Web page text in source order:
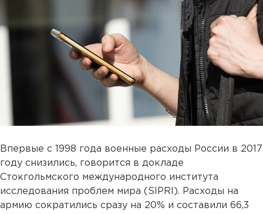
Впервые с 1998 года военные расходы России в 2017
году снизились, говорится в докладе
Стокгольмского международного института
исследования проблем мира (SIPRI). Расходы на
армию сократились сразу на 20% и составили 66,3